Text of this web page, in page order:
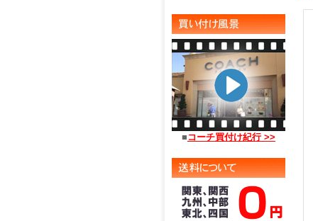
■ コーチ買付け紀行 >>